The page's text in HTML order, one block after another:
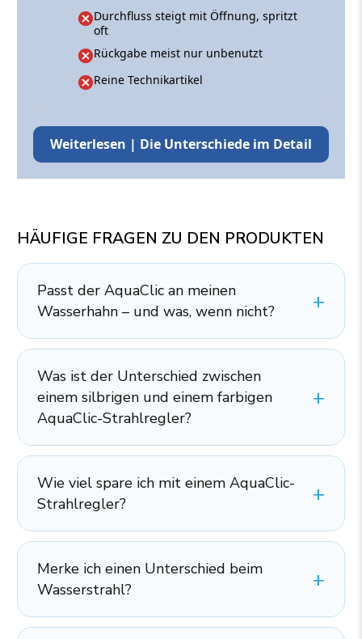
Durchfluss steigt mit Öffnung, spritzt
oft
Rückgabe meist nur unbenutzt
Reine Technikartikel
Weiterlesen | Die Unterschiede im Detail
HÄUFIGE FRAGEN ZU DEN PRODUKTEN
Passt der AquaClic an meinen
Wasserhahn – und was, wenn nicht?
Was ist der Unterschied zwischen
einem silbrigen und einem farbigen
AquaClic-Strahlregler?
Wie viel spare ich mit einem AquaClic-
Strahlregler?
Merke ich einen Unterschied beim
Wasserstrahl?